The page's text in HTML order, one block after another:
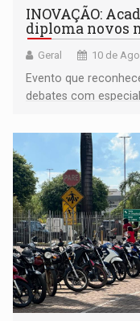
INOVAÇÃO:
diploma novos
Geral 10 de
Evento que
debates com